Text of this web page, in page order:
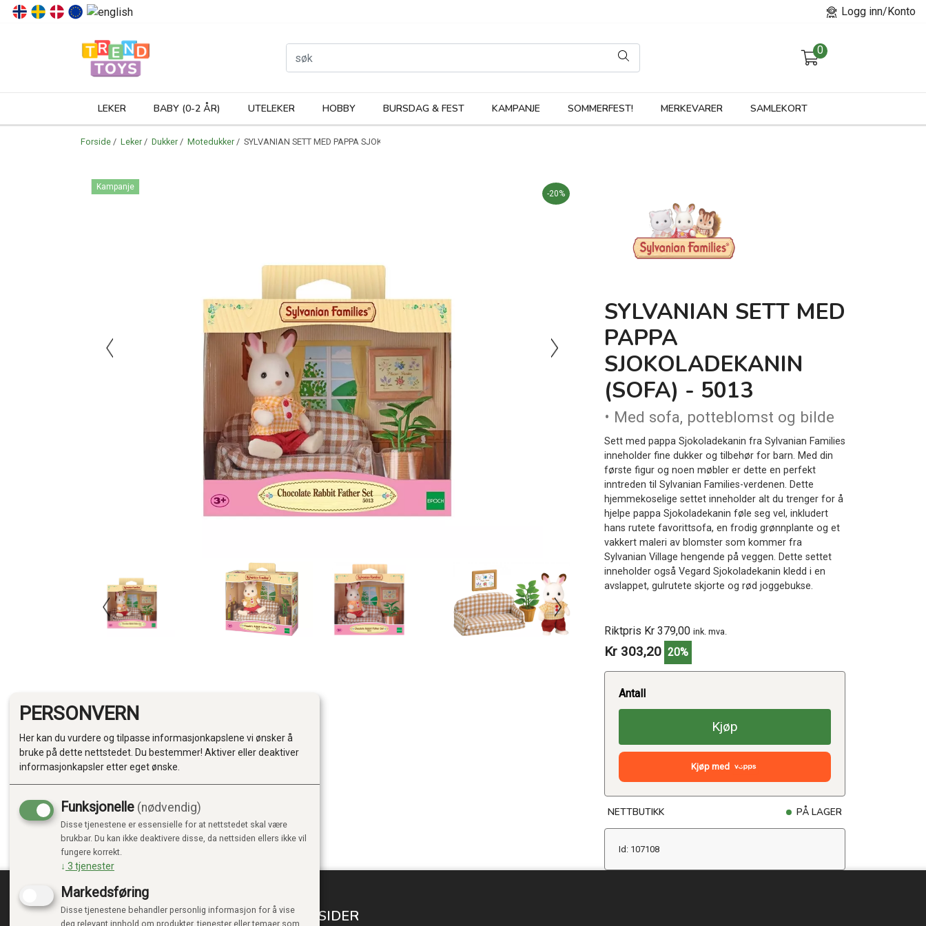
Logg inn/Konto
0
LEKER BABY (0-2 ÅR) UTELEKER HOBBY BURSDAG & FEST KAMPANJE SOMMERFEST! MERKEVARER SAMLEKORT
Forside / Leker / Dukker / Motedukker / SYLVANIAN SETT MED PAPPA SJOKOLADEKANIN (SOFA) - 5013
Kampanje
-20%
SYLVANIAN SETT MED
PAPPA
SJOKOLADEKANIN
(SOFA) - 5013
• Med sofa, potteblomst og bilde
Sett med pappa Sjokoladekanin fra Sylvanian Families
inneholder fine dukker og tilbehør for barn. Med din
første figur og noen møbler er dette en perfekt
inntreden til Sylvanian Families-verdenen. Dette
hjemmekoselige settet inneholder alt du trenger for å
hjelpe pappa Sjokoladekanin føle seg vel, inkludert
hans rutete favorittsofa, en frodig grønnplante og et
vakkert maleri av blomster som kommer fra
Sylvanian Village hengende på veggen. Dette settet
inneholder også Vegard Sjokoladekanin kledd i en
avslappet, gulrutete skjorte og rød joggebukse.
Riktpris Kr 379,00 ink. mva.
Kr 303,20 20%
Antall
Kjøp
Kjøp med
NETTBUTIKK PÅ LAGER
Id: 107108
TRENDTOYS.NO MINE SIDER
PERSONVERN
Her kan du vurdere og tilpasse informasjonkapslene vi ønsker å
bruke på dette nettstedet. Du bestemmer! Aktiver eller deaktiver
informasjonkapsler etter eget ønske.
Funksjonelle (nødvendig)
Disse tjenestene er essensielle for at nettstedet skal være
brukbar. Du kan ikke deaktivere disse, da nettsiden ellers ikke vil
fungere korrekt.
↓ 3 tjenester
Markedsføring
Disse tjenestene behandler personlig informasjon for å vise
deg relevant innhold om produkter, tjenester eller temaer som